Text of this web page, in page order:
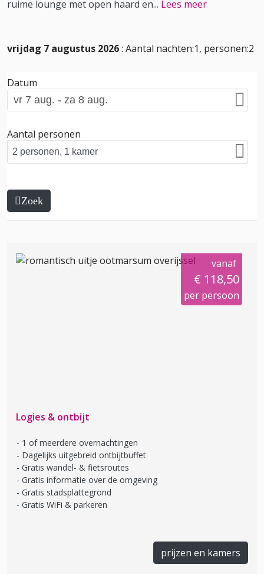
ruime lounge met open haard en... Lees meer
vrijdag 7 augustus 2026: Aantal nachten:1, personen:2
Datum
Aantal personen
Zoek
vanaf
€ 118,50
per persoon
Logies & ontbijt
1 of meerdere overnachtingen
Dagelijks uitgebreid ontbijtbuffet
Gratis wandel- & fietsroutes
Gratis informatie over de omgeving
Gratis stadsplattegrond
Gratis WiFi & parkeren
prijzen en kamers